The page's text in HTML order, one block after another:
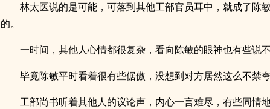
林太医说的是可能，可落到其他工部官员耳中，就成了陈
的。
一时间，其他人心情都很复杂，看向陈敏的眼神也有些说不
毕竟陈敏平时看着很有些倨傲，没想到对方居然这么不禁夸
工部尚书听着其他人的议论声，内心一言难尽，有些同情地